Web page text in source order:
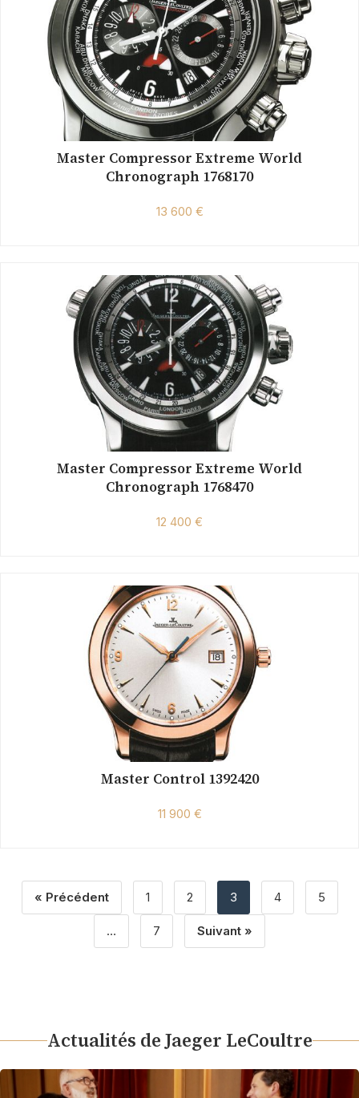
Master Compressor Extreme World
Chronograph 1768170
13 600 €
Master Compressor Extreme World
Chronograph 1768470
12 400 €
Master Control 1392420
11 900 €
« Précédent 1 2 3 4 5
… 7 Suivant »
Actualités de Jaeger LeCoultre